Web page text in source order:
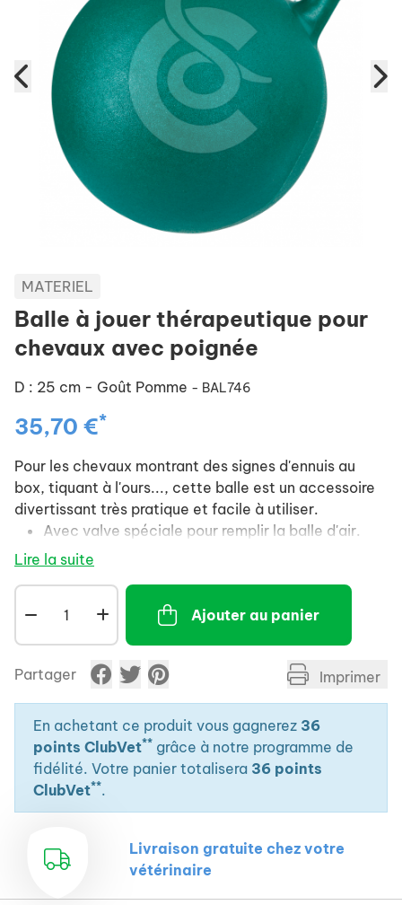
MATERIEL
Balle à jouer thérapeutique pour
chevaux avec poignée
D : 25 cm - Goût Pomme - BAL746
35,70 €*
Pour les chevaux montrant des signes d'ennuis au
box, tiquant à l'ours..., cette balle est un accessoire
divertissant très pratique et facile à utiliser.
Avec valve spéciale pour remplir la balle d'air.
Matériel extrêmement résistant pour occuper le
cheval.
Go&ucirc,t pomme attractif et l'ar&ocirc,me se
conserve environ 1 an.
Lire la suite
Ajouter au panier
Partager Imprimer
En achetant ce produit vous gagnerez 36
points ClubVet** grâce à notre programme de
fidélité. Votre panier totalisera 36 points
ClubVet**.
Livraison gratuite chez votre
vétérinaire